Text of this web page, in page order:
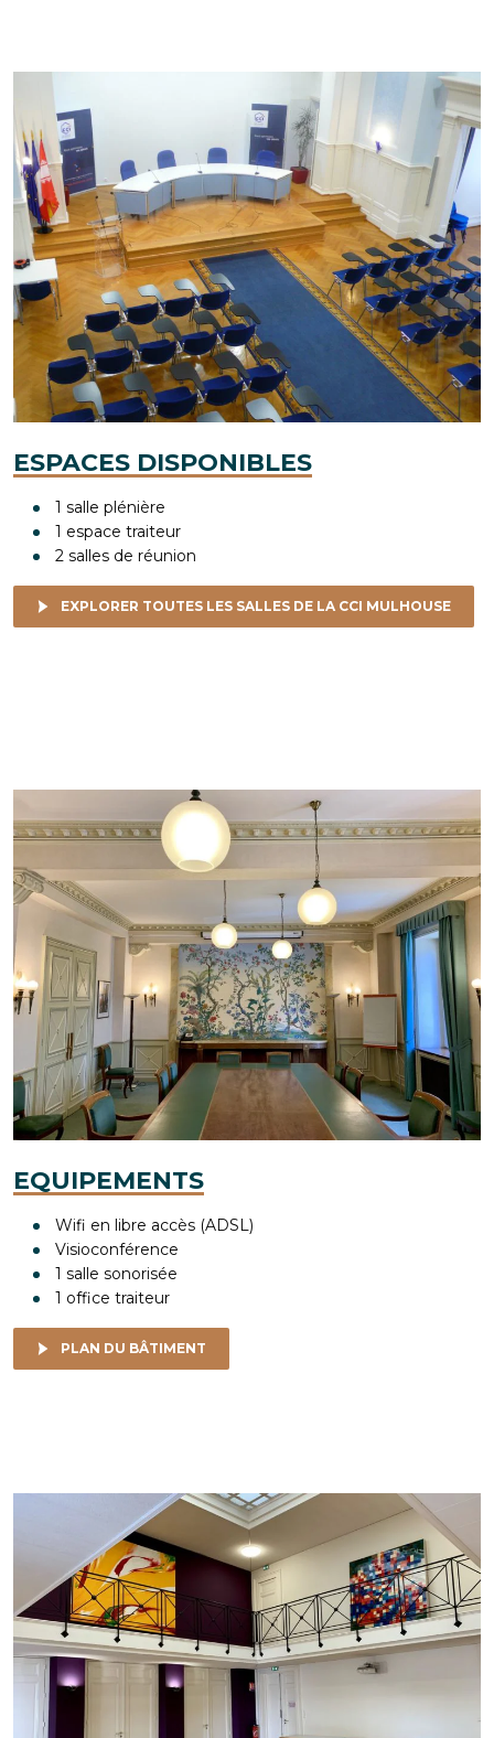
ESPACES DISPONIBLES
1 salle plénière
1 espace traiteur
2 salles de réunion
EXPLORER TOUTES LES SALLES DE LA CCI MULHOUSE
EQUIPEMENTS
Wifi en libre accès (ADSL)
Visioconférence
1 salle sonorisée
1 office traiteur
PLAN DU BÂTIMENT